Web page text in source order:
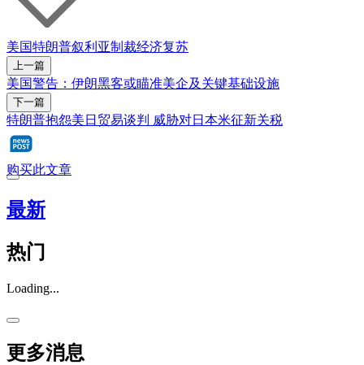
美国特朗普叙利亚制裁经济复苏
上一篇
美国警告：伊朗黑客或瞄准美企及关键基础设施
下一篇
特朗普抱怨美日贸易谈判 威胁对日本米征新关税
购买此文章
最新
热门
Loading...
更多消息